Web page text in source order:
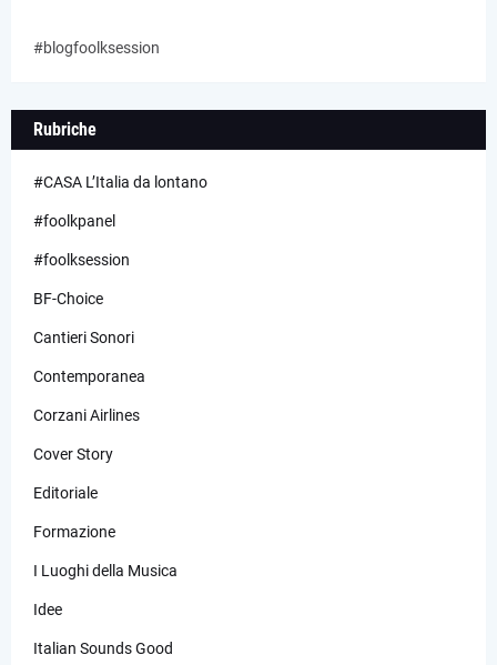
#blogfoolksession
Rubriche
#CASA L’Italia da lontano
#foolkpanel
#foolksession
BF-Choice
Cantieri Sonori
Contemporanea
Corzani Airlines
Cover Story
Editoriale
Formazione
I Luoghi della Musica
Idee
Italian Sounds Good